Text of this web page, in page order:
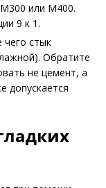
или М400.
9 к 1.
чего стык
Обратите
не цемент, а
допускается